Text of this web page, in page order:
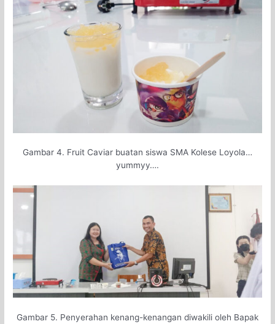
Gambar 4. Fruit Caviar buatan siswa SMA Kolese Loyola…
yummyy….
Gambar 5. Penyerahan kenang-kenangan diwakili oleh Bapak